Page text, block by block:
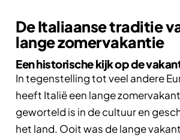
De Italiaanse traditie
lange zomervakantie
Een historische kijk op de
In tegenstelling tot veel andere
heeft Italië een lange
geworteld is in de cultuur en
het land. Ooit was de lange